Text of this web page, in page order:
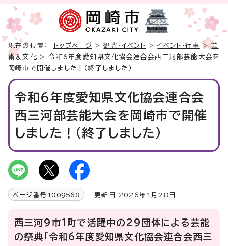
現在の位置： トップページ >観光・イベント >イベント・行事 >芸
術＆文化 > 令和6年度愛知県文化協会連合会西三河部芸能大会を
岡崎市で開催しました！（終了しました）
令和6年度愛知県文化協会連合会
西三河部芸能大会を岡崎市で開催
しました！（終了しました）
ページ番号 1009568 更新日 2026年1月28日
西三河9市1町で活躍中の29団体による芸能
の祭典「令和6年度愛知県文化協会連合会西三